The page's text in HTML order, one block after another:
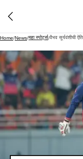
Home/News/महा स्पोर्ट्स/वैभव सूर्यवंशीची